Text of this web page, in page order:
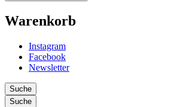
Warenkorb
Instagram
Facebook
Newsletter
Suche
Suche